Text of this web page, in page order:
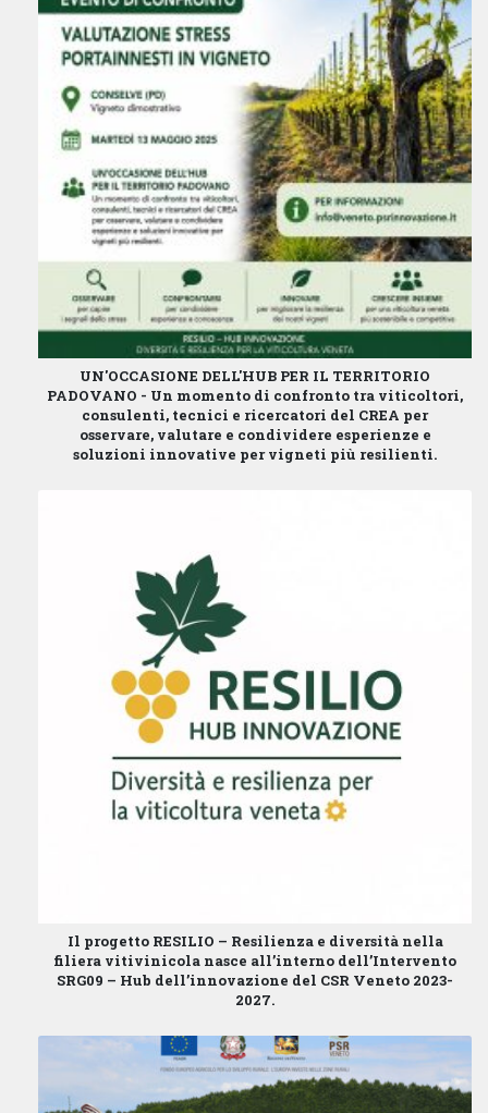
UN'OCCASIONE DELL'HUB PER IL TERRITORIO
PADOVANO - Un momento di confronto tra viticoltori,
consulenti, tecnici e ricercatori del CREA per
osservare, valutare e condividere esperienze e
soluzioni innovative per vigneti più resilienti.
Il progetto RESILIO – Resilienza e diversità nella
filiera vitivinicola nasce all’interno dell’Intervento
SRG09 – Hub dell’innovazione del CSR Veneto 2023-
2027.